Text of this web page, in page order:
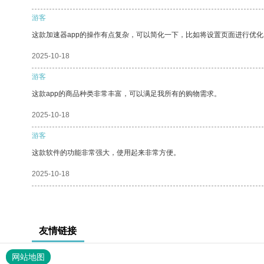
游客
这款加速器app的操作有点复杂，可以简化一下，比如将设置页面进行优
2025-10-18
游客
这款app的商品种类非常丰富，可以满足我所有的购物需求。
2025-10-18
游客
这款软件的功能非常强大，使用起来非常方便。
2025-10-18
友情链接
网站地图